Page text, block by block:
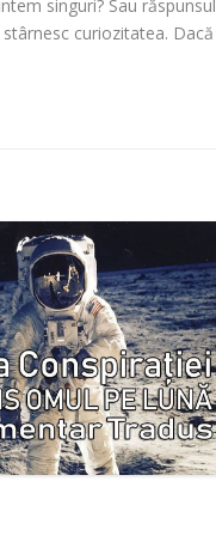
singuri? Sau
curiozitatea. Dacă